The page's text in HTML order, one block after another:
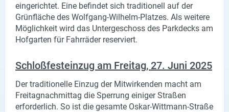
eingerichtet. Eine befindet sich traditionell auf der
Grünfläche des Wolfgang-Wilhelm-Platzes. Als weitere
Möglichkeit wird das Untergeschoss des Parkdecks am
Hofgarten für Fahrräder reserviert.
Schloßfesteinzug am Freitag, 27. Juni 2025
Der traditionelle Einzug der Mitwirkenden macht am
Freitagnachmittag die Sperrung einiger Straßen
erforderlich. So ist die gesamte Oskar-Wittmann-Straße
Instagram
YouTube